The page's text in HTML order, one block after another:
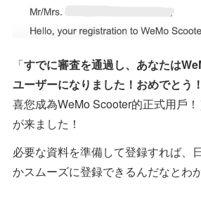
「すでに審査を通過し、あなたは
ユーザーになりました！おめでとう！
喜您成為WeMo Scooter的正式用戶
が来ました！
必要な資料を準備して登録すれば、
かスムーズに登録できるんだなとわ